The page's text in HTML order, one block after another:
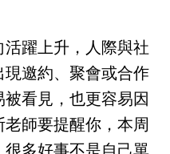
躍上升，人際與社
邀約、聚會或合作
看見，也更容易因
師要提醒你，本周